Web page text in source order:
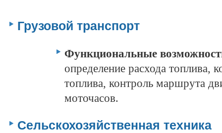
Грузовой транспорт
Функциональные
определение расхода топлива,
топлива, контроль маршрута
моточасов.
Сельскохозяйственная техника